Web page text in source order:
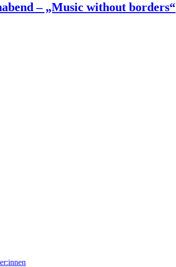
– „Music without borders“